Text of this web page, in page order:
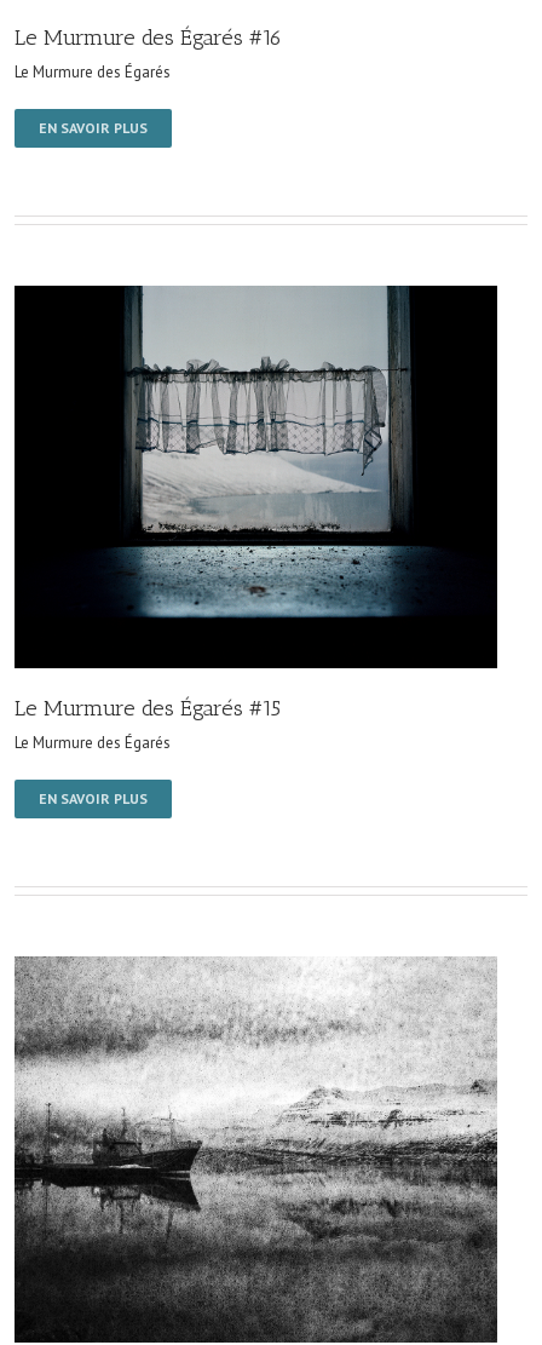
Le Murmure des Égarés #16
Le Murmure des Égarés
EN SAVOIR PLUS
Le Murmure des Égarés #15
Le Murmure des Égarés
EN SAVOIR PLUS